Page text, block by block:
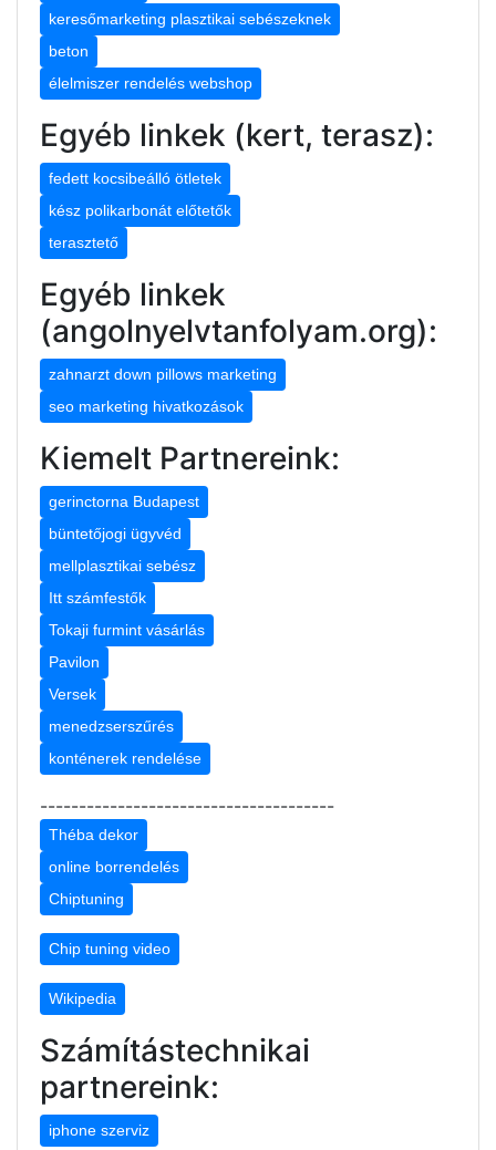
keresőmarketing plasztikai sebészeknek
beton
élelmiszer rendelés webshop
Egyéb linkek (kert, terasz):
fedett kocsibeálló ötletek
kész polikarbonát előtetők
terasztető
Egyéb linkek
(angolnyelvtanfolyam.org):
zahnarzt down pillows marketing
seo marketing hivatkozások
Kiemelt Partnereink:
gerinctorna Budapest
büntetőjogi ügyvéd
mellplasztikai sebész
Itt számfestők
Tokaji furmint vásárlás
Pavilon
Versek
menedzserszűrés
konténerek rendelése
--------------------------------------
Théba dekor
online borrendelés
Chiptuning
Chip tuning video
Wikipedia
Számítástechnikai
partnereink:
iphone szerviz